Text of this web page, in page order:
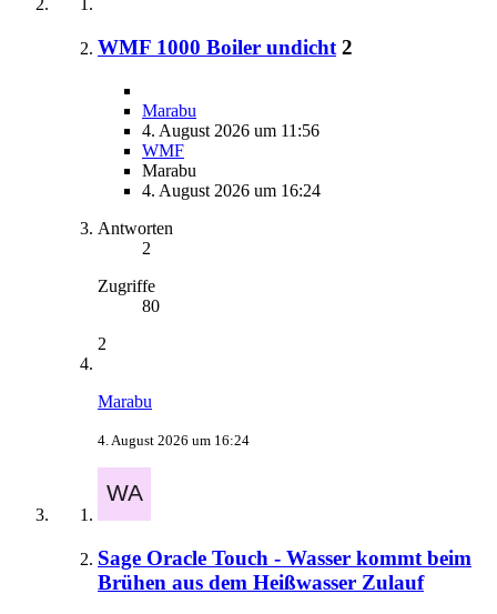
WMF 1000 Boiler undicht 2
Marabu
4. August 2026 um 11:56
WMF
Marabu
4. August 2026 um 16:24
Antworten
2
Zugriffe
80
2
Marabu
4. August 2026 um 16:24
Sage Oracle Touch - Wasser kommt beim
Brühen aus dem Heißwasser Zulauf